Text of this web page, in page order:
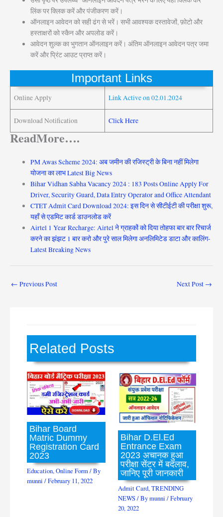
लिंक पर क्लिक करें और पंजीकरण करें।
ऑनलाइन आवेदन को सही ढंग से भरें। सभी आवश्यक दस्तावेजों, फ़ोटो और
हस्ताक्षरों को स्कैन और अपलोड करें।
आवेदन शुल्क का भुगतान ऑनलाइन करें। अंतिम ऑनलाइन आवेदन पत्र जमा
करें और प्रिंट आउट प्राप्त करें।
Important Links
Online Apply Link Active on 02.01.2024
Download Notification Click Here
ReadMore….
PM Awas Scheme 2024: अब जमीन की रजिस्ट्री के बिना नहीं मिलेगा
योजना का लाभ Latest Big News
Bihar Vidhan Sabha Vacancy 2024 : 183 Posts Online Apply For
Driver, Security Guard, Data Entry Operator and Office Attendant
CTET Admit Card Download 2024: इस दिन से सीटीईटी की परीक्षा शुरू,
यहाँ से एडमिट कार्ड डाउनलोड करें
Airtel 1 Year Recharge: Airtel ने ग्राहकों को दिया तोहफा बार बार रिचार्ज
करने का झंझट 1 बार करो और पुरे साल मिलेगा अनलिमिटेड डाटा और कालिंग-
Latest Breaking News
← Previous Post Next Post →
Related Posts
Bihar Board
Matric Dummy
Registration Card
2023
Education,Online Form/ By
munni/February 11, 2022
Bihar D.El.Ed
Entrance Exam
2023 अचानक हुआ
परीक्षा सेंटर में बदलाव,
जानिए पूरी जानकारी
Admit Card,TRENDING
NEWS/ Bymunni /February
20, 2022